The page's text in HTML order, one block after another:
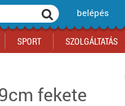
belépés
Biztonságtechnika
SPORT SZOLGÁLTATÁS
fekete